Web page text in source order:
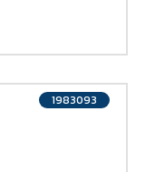
1983093